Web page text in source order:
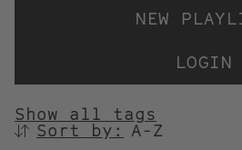
NEW
LOGIN
Show all tags
SORTIEREN
Sort by: